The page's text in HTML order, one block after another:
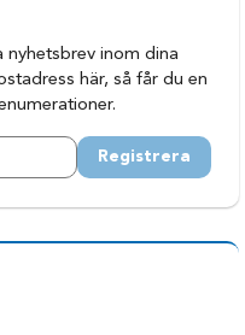
nyhetsbrev inom dina
här, så får du en
Registrera